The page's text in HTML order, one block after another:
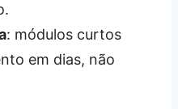
: módulos curtos
em dias, não